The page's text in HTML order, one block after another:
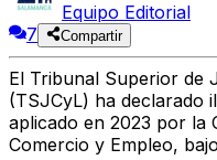
Equipo Editorial
7
Compartir
El Tribunal Superior de
(TSJCyL) ha declarado
aplicado en 2023 por la
Comercio y Empleo,